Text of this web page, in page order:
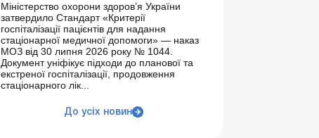
Міністерство охорони здоров’я України
затвердило Стандарт «Критерії
госпіталізації пацієнтів для надання
стаціонарної медичної допомоги» — наказ
МОЗ від 30 липня 2026 року № 1044.
Документ уніфікує підходи до планової та
екстреної госпіталізації, продовження
стаціонарного лік...
До усіх новин